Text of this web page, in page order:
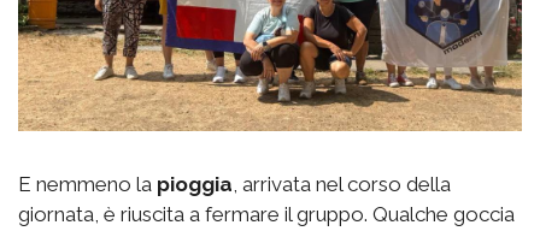
E nemmeno la pioggia, arrivata nel corso della
giornata, è riuscita a fermare il gruppo. Qualche goccia